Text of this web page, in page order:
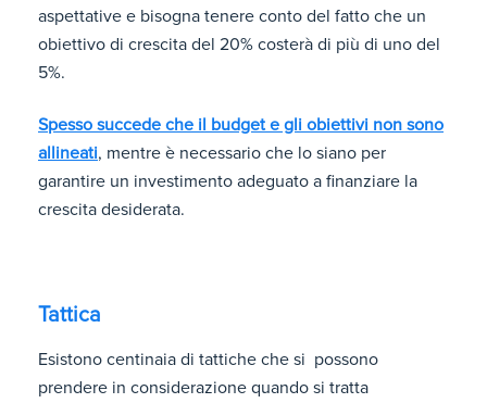
aspettative e bisogna tenere conto del fatto che un
obiettivo di crescita del 20% costerà di più di uno del
5%.
Spesso succede che il budget e gli obiettivi non sono
allineati, mentre è necessario che lo siano per
garantire un investimento adeguato a finanziare la
crescita desiderata.
Tattica
Esistono centinaia di tattiche che si possono
prendere in considerazione quando si tratta